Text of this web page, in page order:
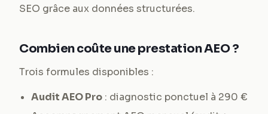
SEO grâce aux données structurées.
Combien coûte une prestation AEO ?
Trois formules disponibles :
Audit AEO Pro : diagnostic ponctuel à 290 €